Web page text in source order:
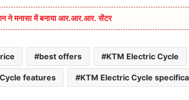
ने मनासा में बनाया आर.आर.आर. सेंटर
best offers KTM Electric Cycle
features KTM Electric Cycle